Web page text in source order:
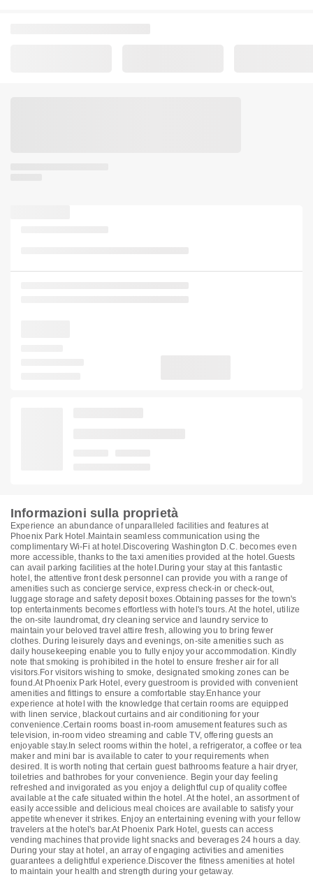
Informazioni sulla proprietà
Experience an abundance of unparalleled facilities and features at
Phoenix Park Hotel.Maintain seamless communication using the
complimentary Wi-Fi at hotel.Discovering Washington D.C. becomes even
more accessible, thanks to the taxi amenities provided at the hotel.Guests
can avail parking facilities at the hotel.During your stay at this fantastic
hotel, the attentive front desk personnel can provide you with a range of
amenities such as concierge service, express check-in or check-out,
luggage storage and safety deposit boxes.Obtaining passes for the town's
top entertainments becomes effortless with hotel's tours. At the hotel, utilize
the on-site laundromat, dry cleaning service and laundry service to
maintain your beloved travel attire fresh, allowing you to bring fewer
clothes. During leisurely days and evenings, on-site amenities such as
daily housekeeping enable you to fully enjoy your accommodation. Kindly
note that smoking is prohibited in the hotel to ensure fresher air for all
visitors.For visitors wishing to smoke, designated smoking zones can be
found.At Phoenix Park Hotel, every guestroom is provided with convenient
amenities and fittings to ensure a comfortable stay.Enhance your
experience at hotel with the knowledge that certain rooms are equipped
with linen service, blackout curtains and air conditioning for your
convenience.Certain rooms boast in-room amusement features such as
television, in-room video streaming and cable TV, offering guests an
enjoyable stay.In select rooms within the hotel, a refrigerator, a coffee or tea
maker and mini bar is available to cater to your requirements when
desired. It is worth noting that certain guest bathrooms feature a hair dryer,
toiletries and bathrobes for your convenience. Begin your day feeling
refreshed and invigorated as you enjoy a delightful cup of quality coffee
available at the cafe situated within the hotel. At the hotel, an assortment of
easily accessible and delicious meal choices are available to satisfy your
appetite whenever it strikes. Enjoy an entertaining evening with your fellow
travelers at the hotel's bar.At Phoenix Park Hotel, guests can access
vending machines that provide light snacks and beverages 24 hours a day.
During your stay at hotel, an array of engaging activities and amenities
guarantees a delightful experience.Discover the fitness amenities at hotel
to maintain your health and strength during your getaway.